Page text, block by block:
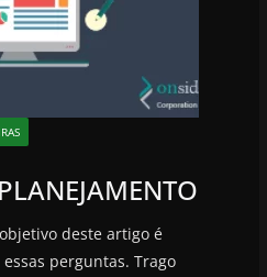
deste artigo é
perguntas. Trago